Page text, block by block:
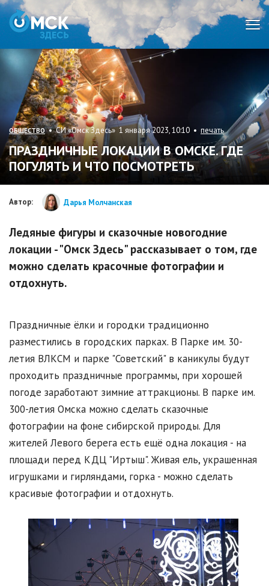
ОБЩЕСТВО• СИ «Омск Здесь» 1 января 2023, 10:10 • печать
ПРАЗДНИЧНЫЕ ЛОКАЦИИ В ОМСКЕ. ГДЕ
ПОГУЛЯТЬ И ЧТО ПОСМОТРЕТЬ
Автор: Дарья Молчанская
Ледяные фигуры и сказочные новогодние
локации - "Омск Здесь" рассказывает о том, где
можно сделать красочные фотографии и
отдохнуть.
Праздничные ёлки и городки традиционно
разместились в городских парках. В Парке им. 30-
летия ВЛКСМ и парке "Советский" в каникулы будут
проходить праздничные программы, при хорошей
погоде заработают зимние аттракционы. В парке им.
300-летия Омска можно сделать сказочные
фотографии на фоне сибирской природы. Для
жителей Левого берега есть ещё одна локация - на
площади перед КДЦ "Иртыш". Живая ель, украшенная
игрушками и гирляндами, горка - можно сделать
красивые фотографии и отдохнуть.